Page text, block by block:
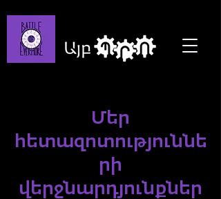
Մեր
հետազոտություննե
րի
վերջնարդյունքներ